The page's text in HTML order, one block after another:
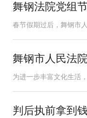
舞钢法院党组
春节假期过后，舞钢市
舞钢市人民法
为进一步丰富文化生活
判后执前拿到